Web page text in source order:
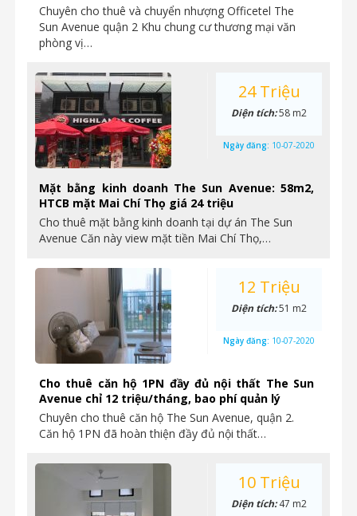
Chuyên cho thuê và chuyển nhượng Officetel The
Sun Avenue quận 2 Khu chung cư thương mại văn
phòng vị…
Mặt bằng kinh doanh The Sun Avenue: 58m2,
HTCB mặt Mai Chí Thọ giá 24 triệu
Cho thuê mặt bằng kinh doanh tại dự án The Sun
Avenue Căn này view mặt tiền Mai Chí Thọ,…
24 Triệu
Diện tích:58 m2
Ngày đăng: 10-07-2020
Cho thuê căn hộ 1PN đầy đủ nội thất The Sun
Avenue chỉ 12 triệu/tháng, bao phí quản lý
Chuyên cho thuê căn hộ The Sun Avenue, quận 2.
Căn hộ 1PN đã hoàn thiện đầy đủ nội thất…
12 Triệu
Diện tích:51 m2
Ngày đăng: 10-07-2020
10 Triệu
Diện tích:47 m2